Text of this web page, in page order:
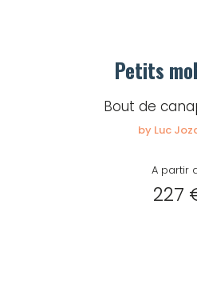
Petits
Bout de
by Luc
A partir
227